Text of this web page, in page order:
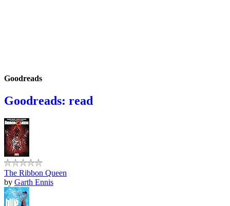
Goodreads
Goodreads: read
The Ribbon Queen
by Garth Ennis